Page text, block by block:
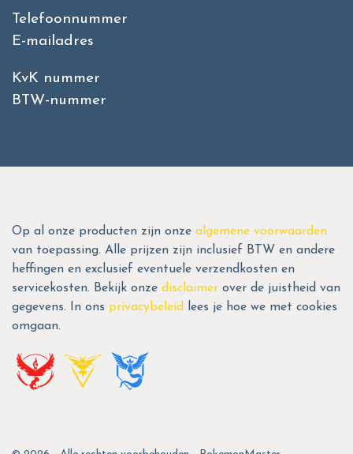
Telefoonnummer
E-mailadres
KvK nummer
BTW-nummer
Op al onze producten zijn onze algemene voorwaarden
van toepassing. Alle prijzen zijn inclusief BTW en andere
heffingen en exclusief eventuele verzendkosten en
servicekosten. Bekijk onze disclaimer over de juistheid van
gegevens. In ons privacybeleid
lees je hoe we met cookies
omgaan.